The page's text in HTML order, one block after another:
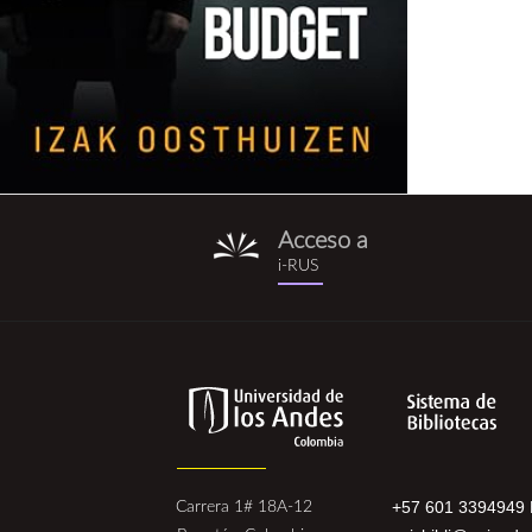
i-
rus.png
Acceso a
i-RUS
Carrera 1# 18A-12
+57 601 3394949